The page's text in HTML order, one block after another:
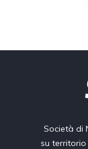
Società di
su